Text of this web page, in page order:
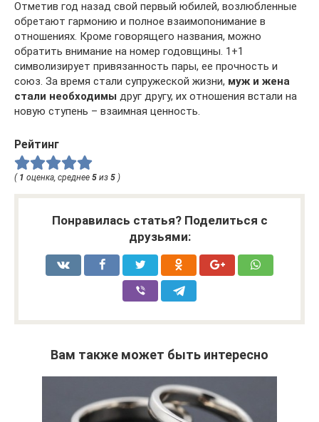
Отметив год назад свой первый юбилей, возлюбленные
обретают гармонию и полное взаимопонимание в
отношениях. Кроме говорящего названия, можно
обратить внимание на номер годовщины. 1+1
символизирует привязанность пары, ее прочность и
союз. За время стали супружеской жизни, муж и жена
стали необходимы друг другу, их отношения встали на
новую ступень – взаимная ценность.
Рейтинг
( 1 оценка, среднее 5 из 5 )
Понравилась статья? Поделиться с
друзьями:
Вам также может быть интересно